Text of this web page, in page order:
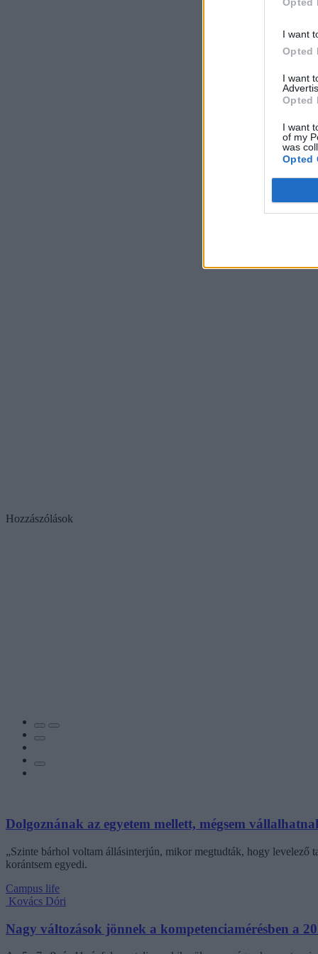
I want
Opted
I want
Opted
I want
of my
was
Opted
Hozzászólások
Dolgoznának az egyetem mellett, mégsem
„Szinte bárhol voltam állásinterjún, mikor megtudták, hogy levelező
korántsem egyedi.
Campus life
Kovács Dóri
Nagy változások jönnek a kompetenciamérésben a